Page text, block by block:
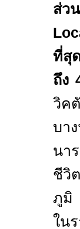
ส่ว
ที่สุ
ถึง
วิค
บา
นา
ชีวิ
ภูมิ
ใน